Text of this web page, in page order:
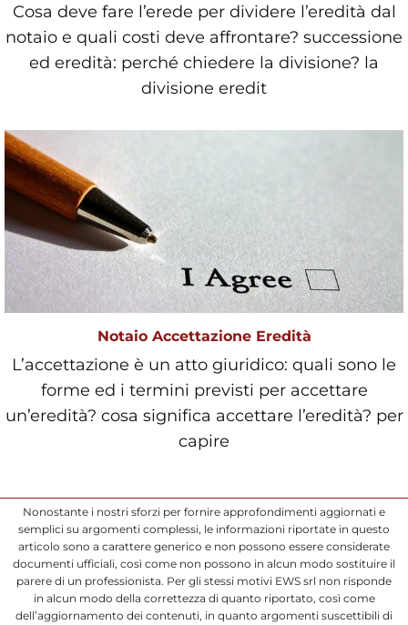
Cosa deve fare l’erede per dividere l’eredità dal
notaio e quali costi deve affrontare? successione
ed eredità: perché chiedere la divisione? la
divisione eredit
Notaio Accettazione Eredità
L’accettazione è un atto giuridico: quali sono le
forme ed i termini previsti per accettare
un’eredità? cosa significa accettare l’eredità? per
capire
Nonostante i nostri sforzi per fornire approfondimenti aggiornati e
semplici su argomenti complessi, le informazioni riportate in questo
articolo sono a carattere generico e non possono essere considerate
documenti ufficiali, così come non possono in alcun modo sostituire il
parere di un professionista. Per gli stessi motivi EWS srl non risponde
in alcun modo della correttezza di quanto riportato, così come
dell’aggiornamento dei contenuti, in quanto argomenti suscettibili di